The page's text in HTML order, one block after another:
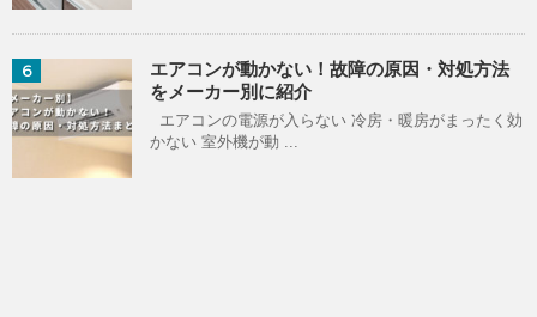
6
エアコンが動かない！故障の原因・対処方法
をメーカー別に紹介
エアコンの電源が入らない 冷房・暖房がまったく効
かない 室外機が動 ...